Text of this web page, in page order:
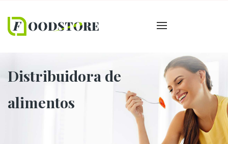
Distribuidora de
alimentos